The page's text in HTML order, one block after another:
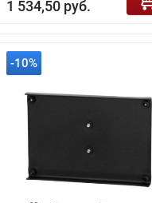
1 534,50 руб.
-10%